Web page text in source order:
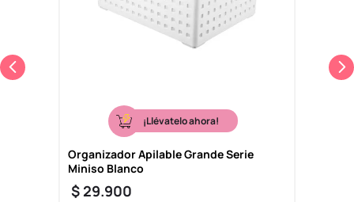
¡Llévatelo ahora!
Organizador Apilable Grande Serie
Miniso Blanco
$ 29.900